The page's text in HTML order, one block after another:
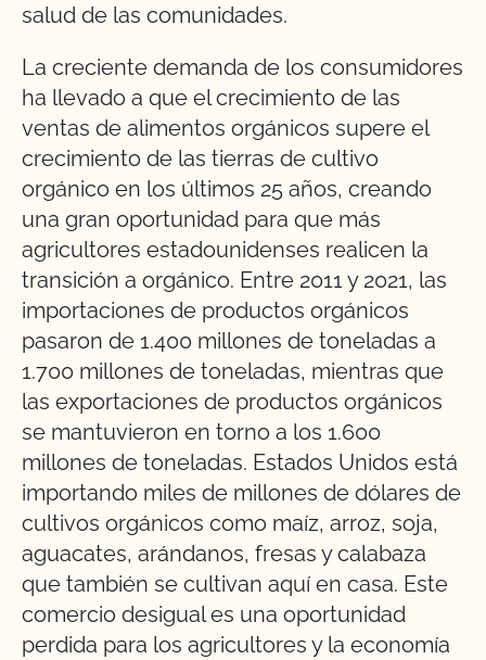
salud de las comunidades.
La creciente demanda de los consumidores
ha llevado a que el crecimiento de las
ventas de alimentos orgánicos supere el
crecimiento de las tierras de cultivo
orgánico en los últimos 25 años, creando
una gran oportunidad para que más
agricultores estadounidenses realicen la
transición a orgánico. Entre 2011 y 2021, las
importaciones de productos orgánicos
pasaron de 1.400 millones de toneladas a
1.700 millones de toneladas, mientras que
las exportaciones de productos orgánicos
se mantuvieron en torno a los 1.600
millones de toneladas. Estados Unidos está
importando miles de millones de dólares de
cultivos orgánicos como maíz, arroz, soja,
aguacates, arándanos, fresas y calabaza
que también se cultivan aquí en casa. Este
comercio desigual es una oportunidad
perdida para los agricultores y la economía